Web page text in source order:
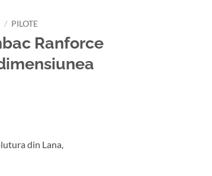
/ PILOTE
Ranforce
din Lana,